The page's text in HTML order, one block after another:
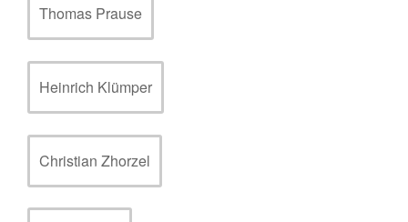
Thomas Prause
Heinrich Klümper
Christian Zhorzel